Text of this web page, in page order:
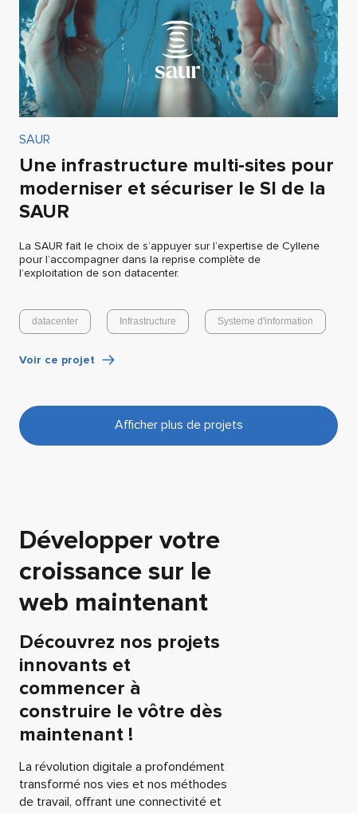
SAUR
Une infrastructure multi-sites pour
moderniser et sécuriser le SI de la
SAUR
La SAUR fait le choix de s’appuyer sur l’expertise de Cyllene
pour l’accompagner dans la reprise complète de
l’exploitation de son datacenter.
datacenter Infrastructure Systeme d'information
Voir ce projet
Afficher plus de projets
Développer votre
croissance sur le
web maintenant
Découvrez nos projets
innovants et
commencer à
construire le vôtre dès
maintenant !
La révolution digitale a profondément
transformé nos vies et nos méthodes
de travail, offrant une connectivité et